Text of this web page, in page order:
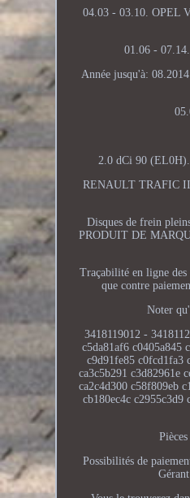
04.03 - 03.10. OPEL
01.06 -
Année jusqu'à:
2.0 dCi 90 (EL0H).
RENAULT TRAFIC
Disques de frein
PRODUIT DE
Traçabilité en ligne
que contre
Noter
3418119012 -
c5da81af6 c0405a845
c9d91fe85 c0fcd1fa3
ca3c5b291 c3d82961e
ca2c4d300 c58f809eb
cb180ec4c c2955c3d9
Possibilités de